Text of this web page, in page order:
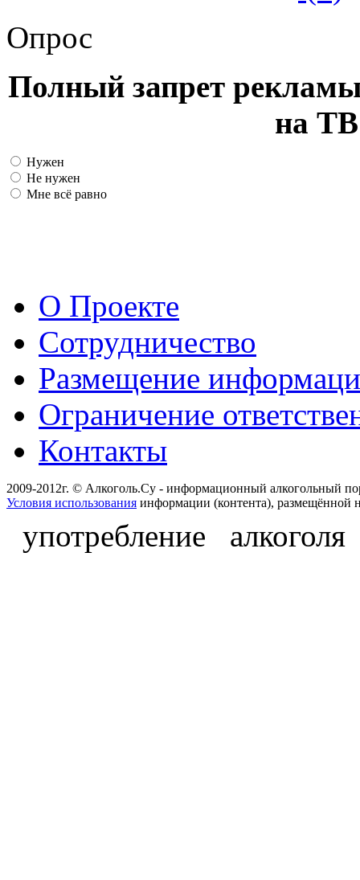
Опрос
Полный запрет
на ТВ
Нужен
Не нужен
Мне всё равно
О Проекте
Сотрудничество
Размещение
Ограничение
Контакты
2009-2012г. © Алкоголь.Су - информационный алкогольный
Условия использования информации (контента), размещённой
употребление